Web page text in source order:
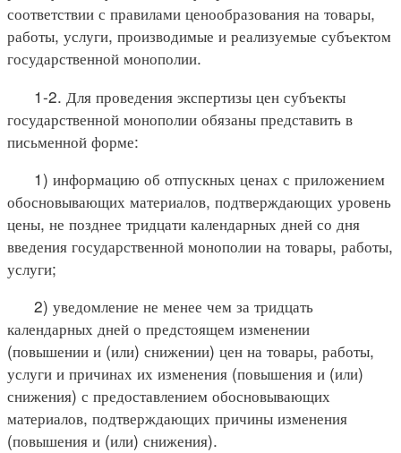
соответствии с правилами ценообразования на товары,
работы, услуги, производимые и реализуемые субъектом
государственной монополии.
1-2. Для проведения экспертизы цен субъекты
государственной монополии обязаны представить в
письменной форме:
1) информацию об отпускных ценах с приложением
обосновывающих материалов, подтверждающих уровень
цены, не позднее тридцати календарных дней со дня
введения государственной монополии на товары, работы,
услуги;
2) уведомление не менее чем за тридцать
календарных дней о предстоящем изменении
(повышении и (или) снижении) цен на товары, работы,
услуги и причинах их изменения (повышения и (или)
снижения) с предоставлением обосновывающих
материалов, подтверждающих причины изменения
(повышения и (или) снижения).